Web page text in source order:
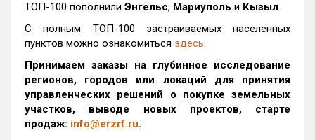
ТОП-100 пополнили Энгельс, Мариуполь и Кызыл.
С полным ТОП-100 застраиваемых населенных
пунктов можно ознакомиться здесь.
Принимаем заказы на глубинное исследование
регионов, городов или локаций для принятия
управленческих решений о покупке земельных
участков, выводе новых проектов, старте
продаж: info@erzrf.ru.